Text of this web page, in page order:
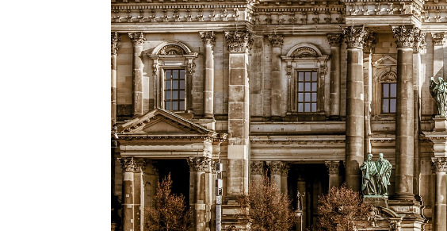
歴史的な集合写真
1927年10月開催
【第五回ソルベー会議】
【電